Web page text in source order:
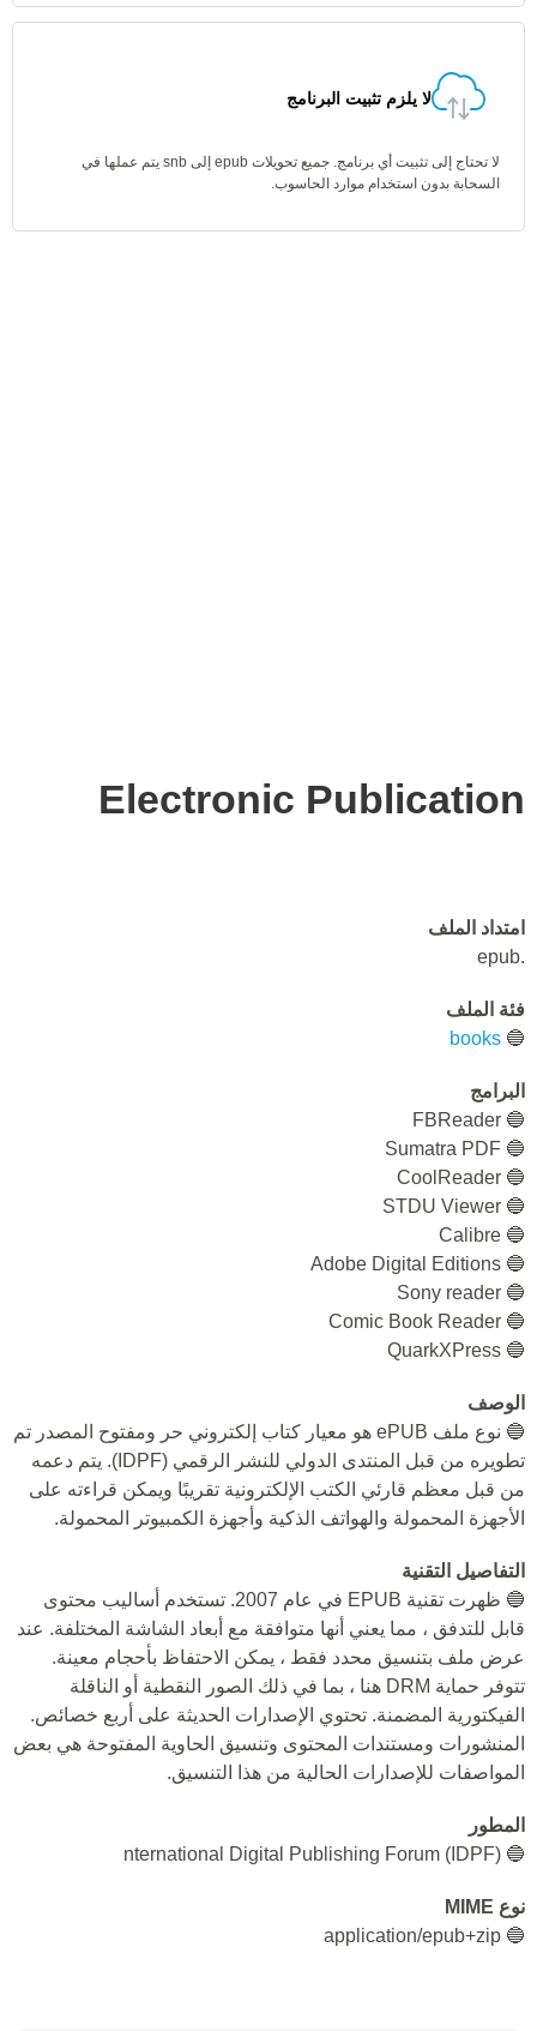
لا يلزم تثبيت البرنامج
لا تحتاج إلى تثبيت أي برنامج. جميع تحويلات epub إلى snb يتم عملها في
السحابة بدون استخدام موارد الحاسوب.
Electronic Publication
امتداد الملف
.epub
فئة الملف
🔵
books
البرامج
🔵 FBReader
🔵 Sumatra PDF
🔵 CoolReader
🔵 STDU Viewer
🔵 Calibre
🔵 Adobe Digital Editions
🔵 Sony reader
🔵 Comic Book Reader
🔵 QuarkXPress
الوصف
🔵 نوع ملف ePUB هو معيار كتاب إلكتروني حر ومفتوح المصدر تم
تطويره من قبل المنتدى الدولي للنشر الرقمي (IDPF). يتم دعمه
من قبل معظم قارئي الكتب الإلكترونية تقريبًا ويمكن قراءته على
الأجهزة المحمولة والهواتف الذكية وأجهزة الكمبيوتر المحمولة.
التفاصيل التقنية
🔵 ظهرت تقنية EPUB في عام 2007. تستخدم أساليب محتوى
قابل للتدفق ، مما يعني أنها متوافقة مع أبعاد الشاشة المختلفة. عند
عرض ملف بتنسيق محدد فقط ، يمكن الاحتفاظ بأحجام معينة.
تتوفر حماية DRM هنا ، بما في ذلك الصور النقطية أو الناقلة
الفيكتورية المضمنة. تحتوي الإصدارات الحديثة على أربع خصائص.
المنشورات ومستندات المحتوى وتنسيق الحاوية المفتوحة هي بعض
المواصفات للإصدارات الحالية من هذا التنسيق.
المطور
🔵 nternational Digital Publishing Forum (IDPF)
نوع MIME
🔵 application/epub+zip